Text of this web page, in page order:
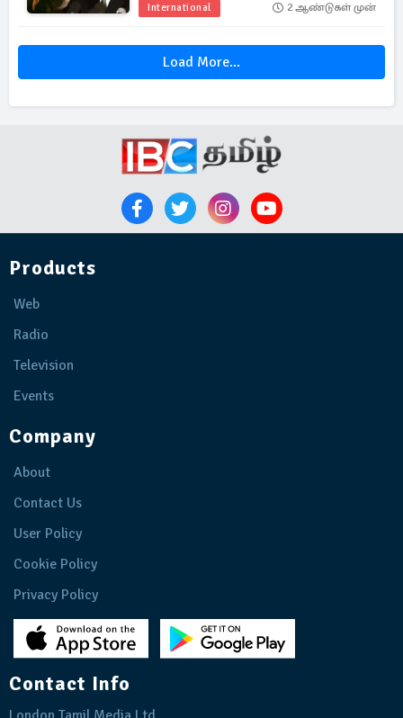
International 2 ஆண்டுகள் முன்
Load More...
Products
Web
Radio
Television
Events
Company
About
Contact Us
User Policy
Cookie Policy
Privacy Policy
Contact Info